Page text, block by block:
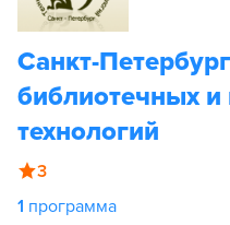
Санкт-
библиотечных
технологий
3
1 программа